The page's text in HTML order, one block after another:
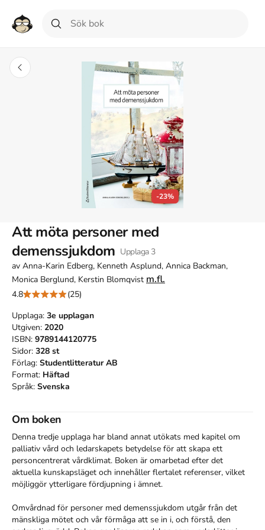
-23%
Att möta personer med
demenssjukdom Upplaga 3
av Anna-Karin Edberg, Kenneth Asplund, Annica Backman,
Monica Berglund, Kerstin Blomqvist m.fl.
4.8
(25)
Upplaga: 3e upplagan
Utgiven: 2020
ISBN: 9789144120775
Sidor: 328 st
Förlag: Studentlitteratur AB
Format: Häftad
Språk: Svenska
Om boken
Denna tredje upplaga har bland annat utökats med kapitel om
palliativ vård och ledarskapets betydelse för att skapa ett
personcentrerat vårdklimat. Boken är omarbetad efter det
aktuella kunskapsläget och innehåller flertalet referenser, vilket
möjliggör ytterligare fördjupning i ämnet.
Omvårdnad för personer med demenssjukdom utgår från det
mänskliga mötet och vår förmåga att se in i, och förstå, den